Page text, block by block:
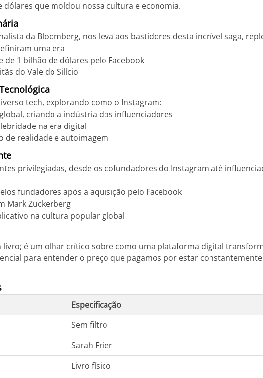
dólares que moldou nossa cultura e economia.
da Bloomberg, nos leva aos bastidores desta incrível saga,
uma era
de 1 bilhão de dólares pelo Facebook
do Vale do Silício
tech, explorando como o Instagram:
criando a indústria dos influenciadores
na era digital
de realidade e autoimagem
privilegiadas, desde os cofundadores do Instagram até
fundadores após a aquisição pelo Facebook
Mark Zuckerberg
na cultura popular global
livro; é um olhar crítico sobre como uma plataforma digital
para entender o preço que pagamos por estar
Especificação
Sem filtro
Sarah Frier
Livro físico